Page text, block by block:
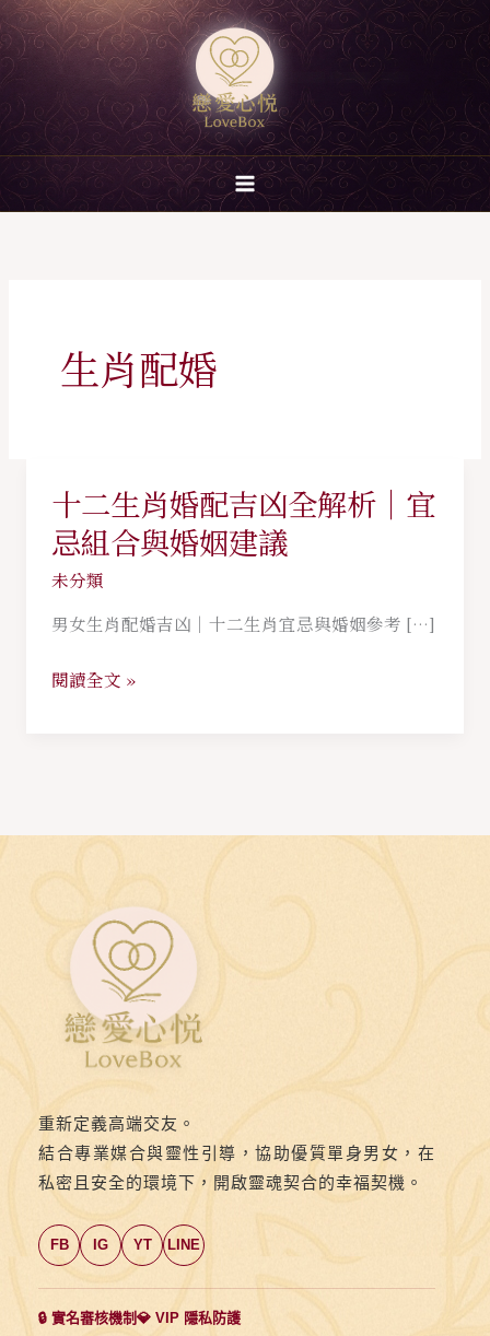
跳
至
主
要
內
生肖配婚
十二生肖婚配吉凶全解析｜宜
忌組合與婚姻建議
未分類
男女生肖配婚吉凶｜十二生肖宜忌與婚姻參考 […]
十
二
生
肖
婚
吉
｜
婚
姻
議
閱讀全文 »
重新定義高端交友。
結合專業媒合與靈性引導，協助優質單身男女，在
私密且安全的環境下，開啟靈魂契合的幸福契機。
FB IG YT LINE
🔒 實名審核機制💎 VIP 隱私防護